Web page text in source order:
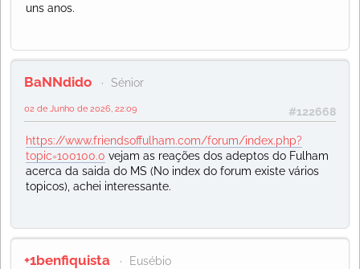
uns anos.
BaNNdido Sénior
#122668
02 de Junho de 2026, 22:09
https://www.friendsoffulham.com/forum/index.php?
topic=100100.0 vejam as reações dos adeptos do Fulham
acerca da saida do MS (No index do forum existe vários
topicos), achei interessante.
+1benfiquista Eusébio